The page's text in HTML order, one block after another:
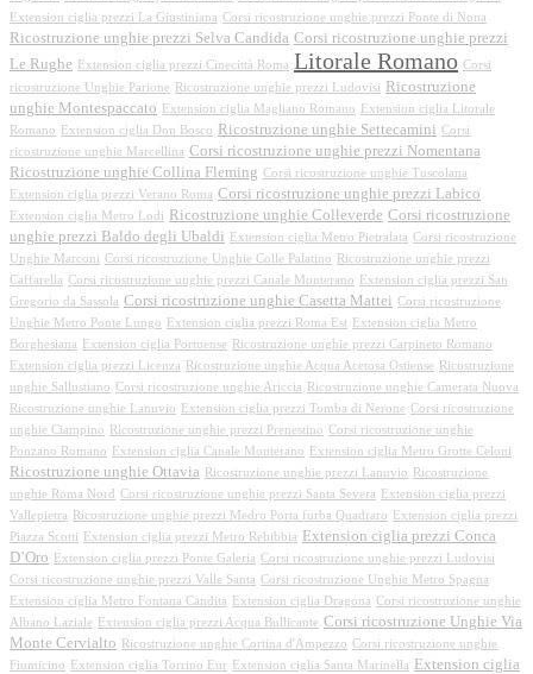
Extension ciglia prezzi La Giustiniana Corsi ricostruzione unghie prezzi Ponte di Nona
Ricostruzione unghie prezzi Selva Candida Corsi ricostruzione unghie prezzi
Le Rughe
Extension ciglia prezzi Cinecittà Roma Litorale Romano Corsi
ricostruzione Unghie Parione
Ricostruzione unghie prezzi Ludovisi Ricostruzione
unghie Montespaccato
Extension ciglia Magliano Romano
Extension ciglia Litorale
Romano
Extension ciglia Don Bosco Ricostruzione unghie Settecamini Corsi
ricostruzione unghie Marcellina Corsi ricostruzione unghie prezzi Nomentana
Ricostruzione unghie Collina Fleming Corsi ricostruzione unghie Tuscolana
Extension ciglia prezzi Verano Roma Corsi ricostruzione unghie prezzi Labico
Extension ciglia Metro Lodi Ricostruzione unghie Colleverde Corsi ricostruzione
unghie prezzi Baldo degli Ubaldi
Extension ciglia Metro Pietralata Corsi ricostruzione
Unghie Marconi Corsi ricostruzione Unghie Colle Palatino
Ricostruzione unghie prezzi
Caffarella Corsi ricostruzione unghie prezzi Canale Monterano
Extension ciglia prezzi San
Gregorio da Sassola Corsi ricostruzione unghie Casetta Mattei Corsi ricostruzione
Unghie Metro Ponte Lungo
Extension ciglia prezzi Roma Est
Extension ciglia Metro
Borghesiana
Extension ciglia Portuense
Ricostruzione unghie prezzi Carpineto Romano
Extension ciglia prezzi Licenza
Ricostruzione unghie Acqua Acetosa Ostiense
Ricostruzione
unghie Sallustiano Corsi ricostruzione unghie Ariccia
Ricostruzione unghie Camerata Nuova
Ricostruzione unghie Lanuvio
Extension ciglia prezzi Tomba di Nerone Corsi ricostruzione
unghie Ciampino
Ricostruzione unghie prezzi Prenestino Corsi ricostruzione unghie
Ponzano Romano
Extension ciglia Canale Monterano Extension ciglia Metro Grotte Celoni
Ricostruzione unghie Ottavia Ricostruzione unghie prezzi Lanuvio
Ricostruzione
unghie Roma Nord
Corsi ricostruzione unghie prezzi Santa Severa
Extension ciglia prezzi
Vallepietra
Ricostruzione unghie prezzi Medro Porta furba Quadraro
Extension ciglia prezzi
Piazza Scotti
Extension ciglia prezzi Metro Rebibbia Extension ciglia prezzi Conca
D’Oro
Extension ciglia prezzi Ponte Galeria Corsi ricostruzione unghie prezzi Ludovisi
Corsi ricostruzione unghie prezzi Valle Santa Corsi ricostruzione Unghie Metro Spagna
Extension ciglia Metro Fontana Candita
Extension ciglia Dragona Corsi ricostruzione unghie
Albano Laziale
Extension ciglia prezzi Acqua Bullicante Corsi ricostruzione Unghie Via
Monte Cervialto
Ricostruzione unghie Cortina d'Ampezzo Corsi ricostruzione unghie
Fiumicino
Extension ciglia Torrino Eur Extension ciglia Santa Marinella Extension ciglia